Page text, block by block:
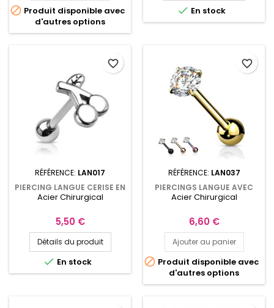
 Produit disponible avec
d'autres options
 En stock
RÉFÉRENCE: LAN017
PIERCING LANGUE CERISE EN
ACIER
Acier Chirurgical
Prix
5,50 €
Détails du produit
 En stock
favorite_border
RÉFÉRENCE: LAN037
PIERCINGS LANGUE AVEC
UN ZIRCONIUM BLANC
Acier Chirurgical
Prix
6,60 €
Ajouter au panier
 Produit disponible avec
d'autres options
favorite_border